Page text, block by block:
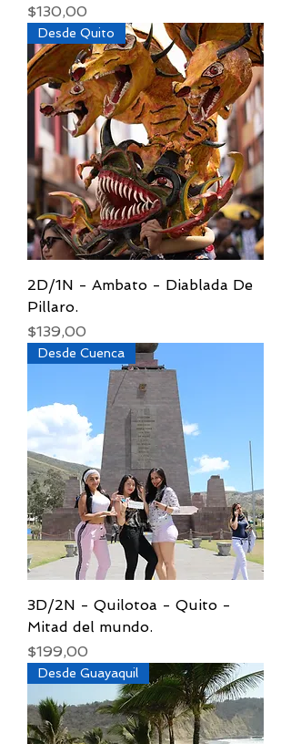
Precio
$130,00
Desde Quito
2D/1N - Ambato - Diablada De
Pillaro.
Precio
$139,00
Desde Cuenca
3D/2N - Quilotoa - Quito -
Mitad del mundo.
Precio
$199,00
Desde Guayaquil